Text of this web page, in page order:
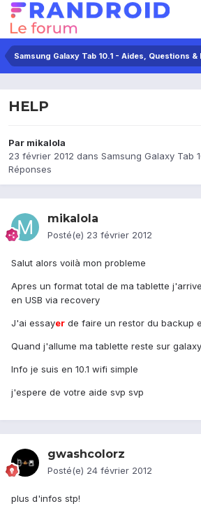
HELP
Par mikalola
23 février 2012 dans Samsung Galaxy Tab
Réponses
mikalola
Posté(e) 23 février 2012
Salut alors voilà mon probleme
Apres un format total de ma tablette
en USB via recovery
J'ai essayer de faire un restor du backup
Quand j'allume ma tablette reste sur
Info je suis en 10.1 wifi simple
j'espere de votre aide svp svp
gwashcolorz
Posté(e) 24 février 2012
plus d'infos stp!